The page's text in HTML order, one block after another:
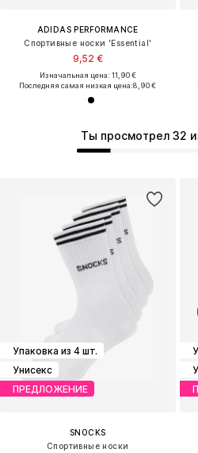
ADIDAS PERFORMANCE
Спортивные носки 'Essential'
9,52 €
Изначальная цена: 11,90 €
Последняя самая низкая цена:8,90 €
Ты просмотрел 32
Упаковка из 4 шт.
Унисекс
ПРЕДЛОЖЕНИЕ
SNOCKS
Спортивные носки